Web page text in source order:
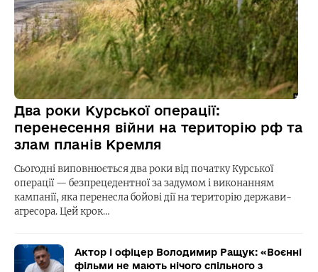
Два роки Курської операції:
перенесення війни на територію рф та
злам планів Кремля
Сьогодні виповнюється два роки від початку Курської
операції — безпрецедентної за задумом і виконанням
кампанії, яка перенесла бойові дії на територію держави-
агресора. Цей крок…
Актор і офіцер Володимир Ращук: «Воєнні
фільми не мають нічого спільного з